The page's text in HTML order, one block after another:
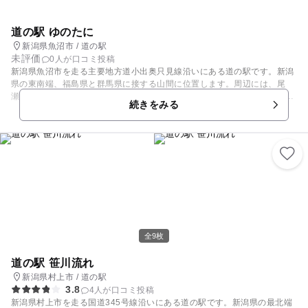
道の駅 ゆのたに
新潟県魚沼市 / 道の駅
未評価
0人が口コミ投稿
新潟県魚沼市を走る主要地方道小出奥只見線沿いにある道の駅です。新潟
県の東南端、福島県と群馬県に接する山間に位置します。周辺には、尾
瀬、奥只見湖、銀山平、湯之谷温泉郷などの観光スポットが点在していま
す。敷地内の特産品販売所「深雪の里」には、魚沼産コシヒカリ、自然
薯、山菜加工品などの特産品が数多く並びます。
続きをみる
全9枚
道の駅 笹川流れ
新潟県村上市 / 道の駅
3.8
4人が口コミ投稿
新潟県村上市を走る国道345号線沿いにある道の駅です。新潟県の最北端